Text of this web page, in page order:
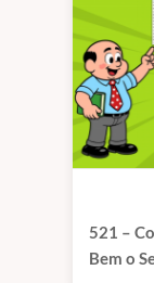
521 –
Bem o